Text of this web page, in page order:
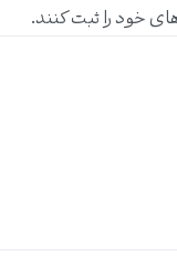
خود را ثبت کنند.